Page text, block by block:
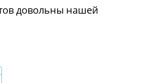
довольны нашей